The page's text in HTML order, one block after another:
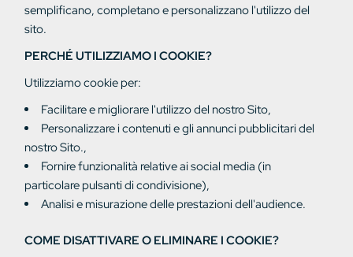
semplificano, completanoe personalizzano l'utilizzodel
sito.
PERCHÉ UTILIZZIAMO I COOKIE?
Utilizziamo cookie per:
Facilitare e migliorare l'utilizzo del nostro Sito,
Personalizzare i contenuti e gli annunci pubblicitari del
nostro Sito.,
Fornire funzionalità relative ai social media (in
particolare pulsanti di condivisione),
Analisi e misurazione delle prestazioni dell'audience.
COME DISATTIVARE O ELIMINARE I COOKIE?